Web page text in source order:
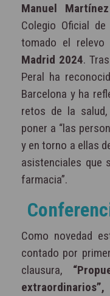
Manuel
Colegio Oficial
tomado el relevo
Madrid 2024.
Peral ha
Barcelona y ha
retos de la
poner a “las
y en torno a ellas
asistenciales que
farmacia”.
Como novedad
contado por
clausura,
extraordinarios”,